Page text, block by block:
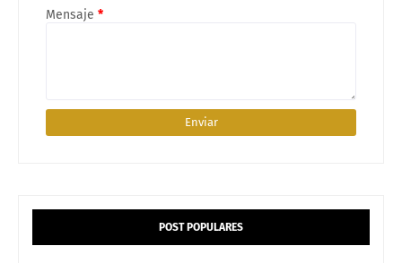
Mensaje *
POST POPULARES